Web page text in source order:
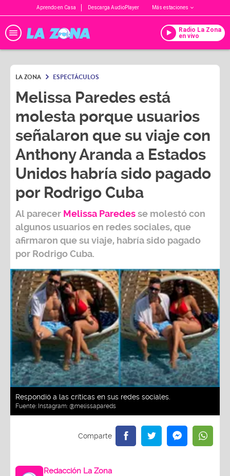
Aprendo en Casa Descarga AudioPlayer Más estaciones
Radio La Zona
en vivo
LA ZONA ESPECTÁCULOS
Melissa Paredes está
molesta porque usuarios
señalaron que su viaje con
Anthony Aranda a Estados
Unidos habría sido pagado
por Rodrigo Cuba
Al parecer Melissa Paredesse molestó con
algunos usuarios en redes sociales, que
afirmaron que su viaje, habría sido pagado
por Rodrigo Cuba.
Respondió a las críticas en sus redes sociales.
Fuente: Instagram: @melissapareds
Redacción La Zona